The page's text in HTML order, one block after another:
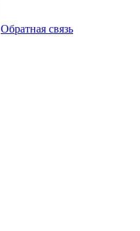
Обратная связь